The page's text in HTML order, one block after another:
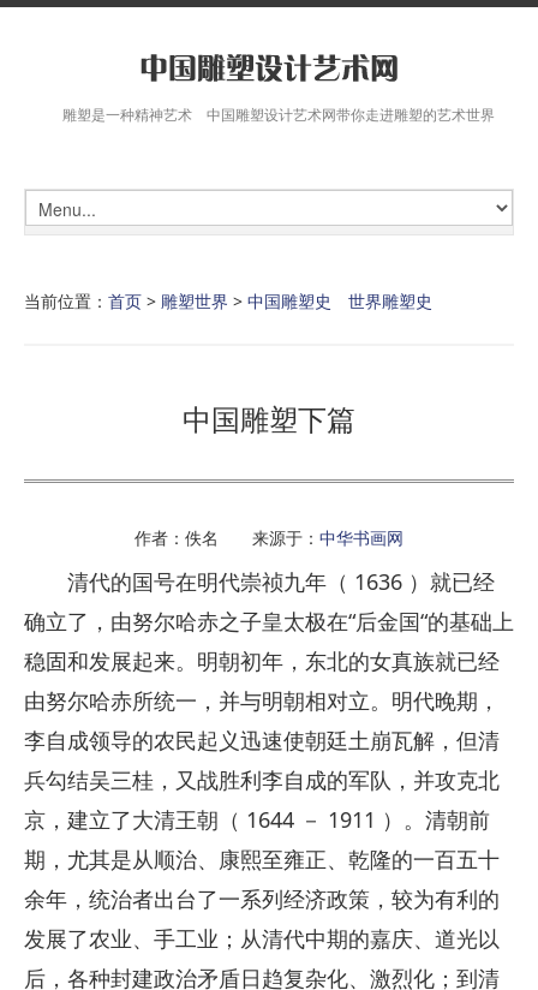
雕塑是一种精神艺术 中国雕塑设计艺术网带你走进雕塑的艺术世界
当前位置： 首页 > 雕塑世界 > 中国雕塑史 世界雕塑史
中国雕塑下篇
作者：佚名 来源于： 中华书画网
清代的国号在明代崇祯九年（ 1636 ）就已经
确立了，由努尔哈赤之子皇太极在“后金国“的基础上
稳固和发展起来。明朝初年，东北的女真族就已经
由努尔哈赤所统一，并与明朝相对立。明代晚期，
李自成领导的农民起义迅速使朝廷土崩瓦解，但清
兵勾结吴三桂，又战胜利李自成的军队，并攻克北
京，建立了大清王朝（ 1644 － 1911 ）。清朝前
期，尤其是从顺治、康熙至雍正、乾隆的一百五十
余年，统治者出台了一系列经济政策，较为有利的
发展了农业、手工业；从清代中期的嘉庆、道光以
后，各种封建政治矛盾日趋复杂化、激烈化；到清